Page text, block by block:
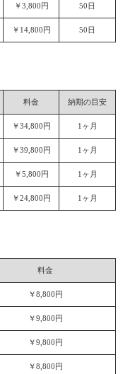
￥3,800円 50日
￥14,800円 50日
料金 納期の目安
￥34,800円 1ヶ月
￥39,800円 1ヶ月
￥5,800円 1ヶ月
￥24,800円 1ヶ月
料金
￥8,800円
￥9,800円
￥9,800円
￥8,800円